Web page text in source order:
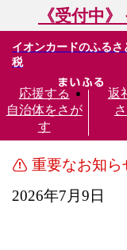
《受付中
イオンカードのふるさ
税
応援する
自治体をさが
す
返
重要なお知ら
2026年7月9日